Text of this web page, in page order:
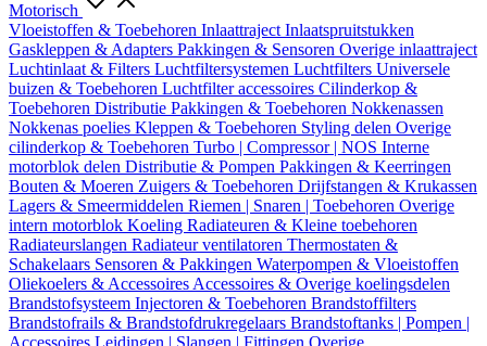
Motorisch
Vloeistoffen & Toebehoren Inlaattraject Inlaatspruitstukken
Gaskleppen & Adapters Pakkingen & Sensoren Overige inlaattraject
Luchtinlaat & Filters Luchtfiltersystemen Luchtfilters Universele
buizen & Toebehoren Luchtfilter accessoires Cilinderkop &
Toebehoren Distributie Pakkingen & Toebehoren Nokkenassen
Nokkenas poelies Kleppen & Toebehoren Styling delen Overige
cilinderkop & Toebehoren Turbo | Compressor | NOS Interne
motorblok delen Distributie & Pompen Pakkingen & Keerringen
Bouten & Moeren Zuigers & Toebehoren Drijfstangen & Krukassen
Lagers & Smeermiddelen Riemen | Snaren | Toebehoren Overige
intern motorblok Koeling Radiateuren & Kleine toebehoren
Radiateurslangen Radiateur ventilatoren Thermostaten &
Schakelaars Sensoren & Pakkingen Waterpompen & Vloeistoffen
Oliekoelers & Accessoires Accessoires & Overige koelingsdelen
Brandstofsysteem Injectoren & Toebehoren Brandstoffilters
Brandstofrails & Brandstofdrukregelaars Brandstoftanks | Pompen |
Accessoires Leidingen | Slangen | Fittingen Overige